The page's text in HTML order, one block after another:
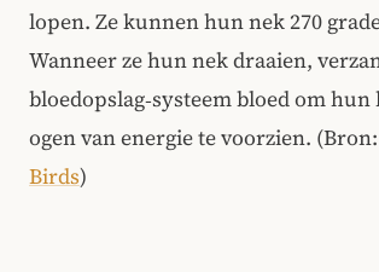
lopen. Ze kunnen hun nek 270
Wanneer ze hun nek draaien,
bloedopslag‑systeem bloed om hun
ogen van energie te voorzien. (Bron:
Birds)